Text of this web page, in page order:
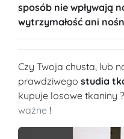
sposób nie wpływają
wytrzymałość ani
Czy Twoja chusta, lub
prawdziwego studia
kupuje losowe tkaniny ?
ważne !